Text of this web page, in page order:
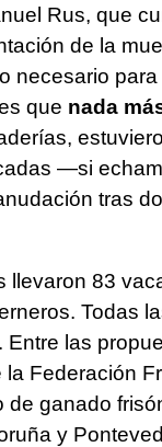
Rus, que
de la
necesario
que nada
—si
tras
llevaron 83
Todas
Entre las
Federación
de ganado
y